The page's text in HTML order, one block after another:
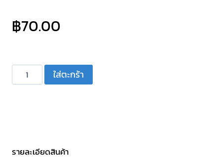
฿70.00
จำนวน
คา
กระบอก
ใส่ตะกร้า
รายละเอียดสินค้า